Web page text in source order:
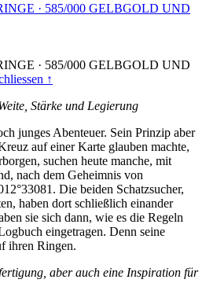
· 585/000 GELBGOLD UND
· 585/000 GELBGOLD UND
↑
Stärke und Legierung
junges Abenteuer. Sein Prinzip aber
auf einer Karte glauben machte,
suchen heute manche, mit
nach dem Geheimnis von
Die beiden Schatzsucher,
haben dort schließlich einander
sie sich dann, wie es die Regeln
eingetragen. Denn seine
ihren Ringen.
aber auch eine Inspiration für